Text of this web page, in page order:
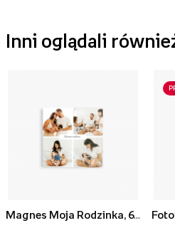
Inni oglądali
Magnes Moja Rodzinka, 6x6 cm